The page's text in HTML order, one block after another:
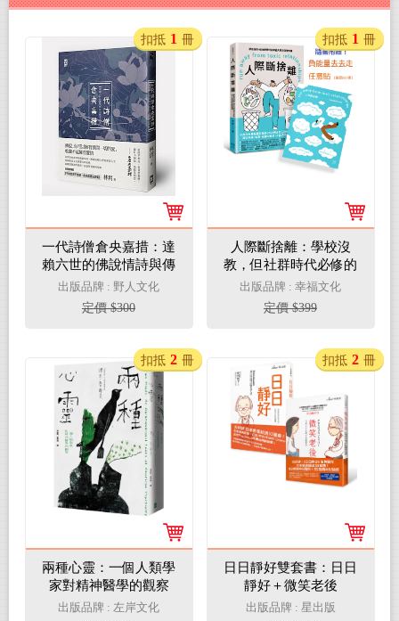
一代詩僧倉央嘉措：達
賴六世的佛說情詩與傳
奇人生（附贈倉央嘉措
詩歌經典譯本及年譜）
出版品牌 : 野人文化
定價 $300
扣抵 1 冊
人際斷捨離：學校沒
教，但社群時代必修的
人際關係整頓課（隨書
附贈：「負能量去去
走」任意貼）
出版品牌 : 幸福文化
定價 $399
扣抵 1 冊
兩種心靈：一個人類學
家對精神醫學的觀察
出版品牌 : 左岸文化
扣抵 2 冊
日日靜好雙套書：日日
靜好＋微笑老後
出版品牌 : 星出版
扣抵 2 冊